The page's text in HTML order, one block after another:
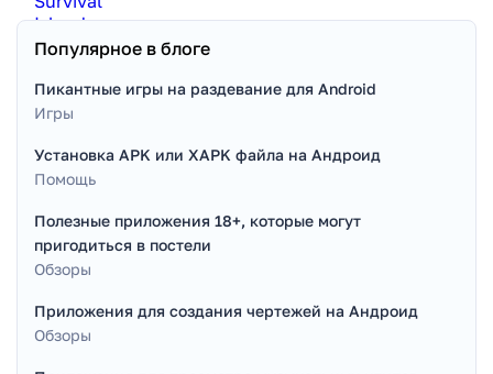
Популярное в блоге
Пикантные игры на раздевание для Android
Игры
Установка APK или XAPK файла на Андроид
Помощь
Полезные приложения 18+, которые могут
пригодиться в постели
Обзоры
Приложения для создания чертежей на Андроид
Обзоры